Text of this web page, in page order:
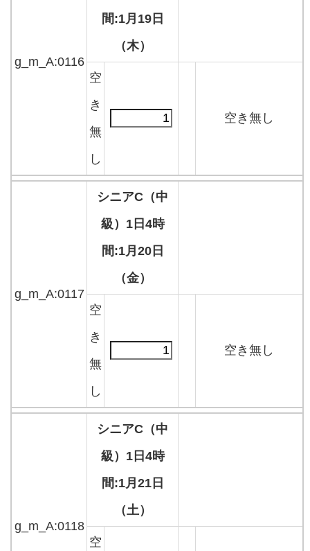
g_m_A:0116
間:1月19日
（木）
空
き
無
し
空き無し
g_m_A:0117
シニアC（中
級）1日4時
間:1月20日
（金）
空
き
無
し
空き無し
g_m_A:0118
シニアC（中
級）1日4時
間:1月21日
（土）
空